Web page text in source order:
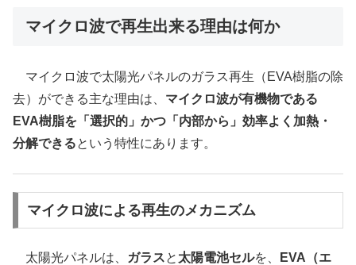
マイクロ波で再生出来る理由は何か
マイクロ波で太陽光パネルのガラス再生（EVA樹脂の除
去）ができる主な理由は、 マイクロ波が有機物である
EVA樹脂を「選択的」かつ「内部から」効率よく加熱・
分解できるという特性にあります。
マイクロ波による再生のメカニズム
太陽光パネルは、 ガラスと 太陽電池セルを、
EVA（エ